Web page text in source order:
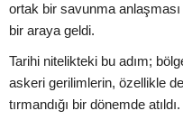
ortak bir savunma
bir araya geldi.
Tarihi nitelikteki bu adım;
askeri gerilimlerin, özellikle
tırmandığı bir dönemde atıldı.